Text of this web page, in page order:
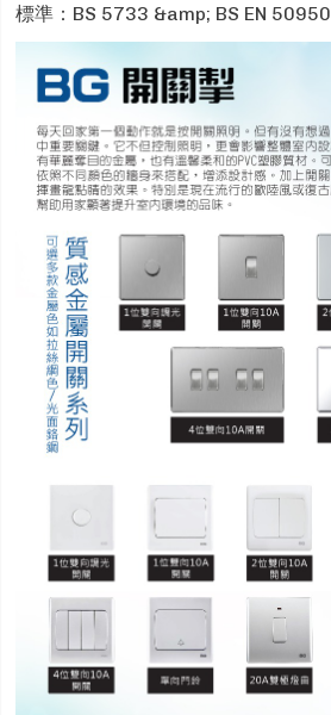
標準：BS 5733 &amp; BS EN 50950